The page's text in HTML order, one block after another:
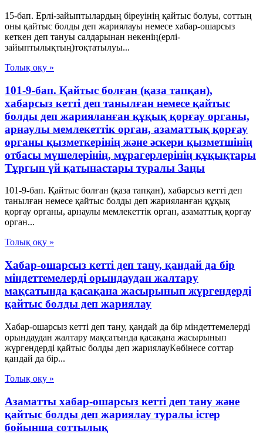
15-бап. Ерлі-зайыптылардың біреуінің қайтыс болуы, соттың
оны қайтыс болды деп жариялауы немесе хабар-ошарсыз
кеткен деп тануы салдарынан некенің(ерлі-
зайыптылықтың)тоқтатылуы...
Толық оқу »
101-9-бап. Қайтыс болған (қаза тапқан),
хабарсыз кетті деп танылған немесе қайтыс
болды деп жарияланған құқық қорғау органы,
арнаулы мемлекеттік орган, азаматтық қорғау
органы қызметкерінің және әскери қызметшінің
отбасы мүшелерінің, мұрагерлерінің құқықтары
Тұрғын үй қатынастары туралы Заңы
101-9-бап. Қайтыс болған (қаза тапқан), хабарсыз кетті деп
танылған немесе қайтыс болды деп жарияланған құқық
қорғау органы, арнаулы мемлекеттік орган, азаматтық қорғау
орган...
Толық оқу »
Хабар-ошарсыз кетті деп тану, қандай да бір
міндеттемелерді орындаудан жалтару
мақсатында қасақана жасырынып жүргендерді
қайтыс болды деп жариялау
Хабар-ошарсыз кетті деп тану, қандай да бір міндеттемелерді
орындаудан жалтару мақсатында қасақана жасырынып
жүргендерді қайтыс болды деп жариялауКөбінесе соттар
қандай да бір...
Толық оқу »
Азаматты хабар-ошарсыз кетті деп тану және
қайтыс болды деп жариялау туралы істер
бойынша соттылық